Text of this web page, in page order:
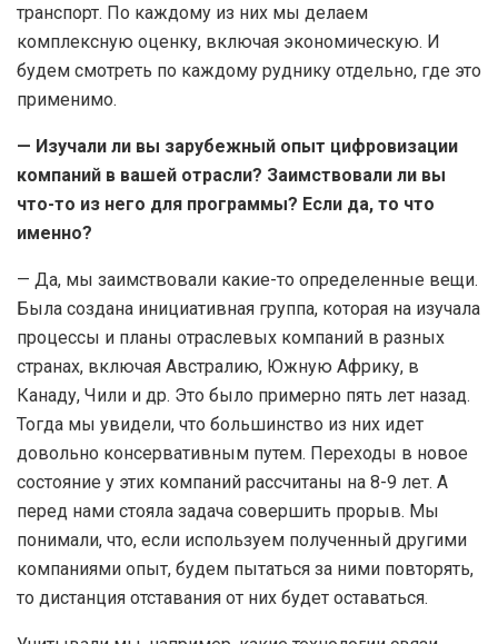
транспорт. По каждому из них мы делаем
комплексную оценку, включая экономическую. И
будем смотреть по каждому руднику отдельно, где это
применимо.
— Изучали ли вы зарубежный опыт цифровизации
компаний в вашей отрасли? Заимствовали ли вы
что-то из него для программы? Если да, то что
именно?
— Да, мы заимствовали какие-то определенные вещи.
Была создана инициативная группа, которая на изучала
процессы и планы отраслевых компаний в разных
странах, включая Австралию, Южную Африку, в
Канаду, Чили и др. Это было примерно пять лет назад.
Тогда мы увидели, что большинство из них идет
довольно консервативным путем. Переходы в новое
состояние у этих компаний рассчитаны на 8-9 лет. А
перед нами стояла задача совершить прорыв. Мы
понимали, что, если используем полученный другими
компаниями опыт, будем пытаться за ними повторять,
то дистанция отставания от них будет оставаться.